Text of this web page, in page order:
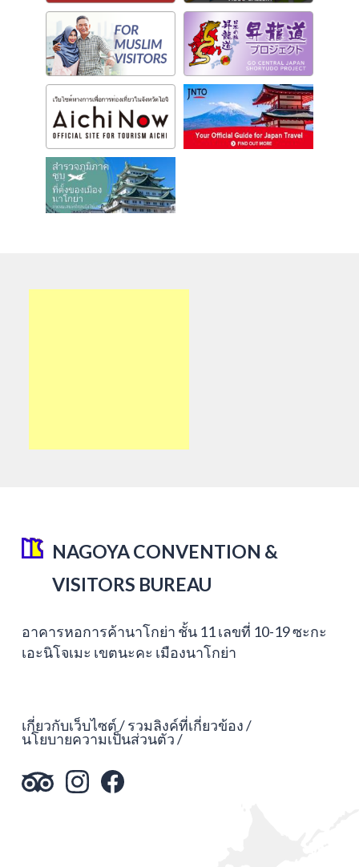
NAGOYA CONVENTION &
VISITORS BUREAU
อาคารหอการค้านาโกย่า ชั้น 11 เลขที่ 10-19 ซะกะ
เอะนิโจเมะ เขตนะคะ เมืองนาโกย่า
เกี่ยวกับเว็บไซต์ รวมลิงค์ที่เกี่ยวข้อง
นโยบายความเป็นส่วนตัว